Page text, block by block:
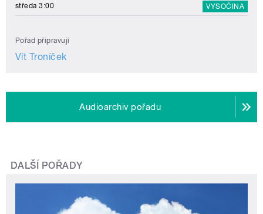
středa 3:00 VYSOČINA
Pořad připravují
Vít Troníček
Audioarchiv pořadu
DALŠÍ POŘADY